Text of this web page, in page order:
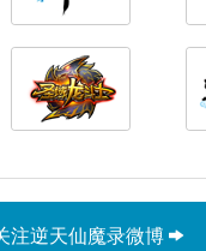
注逆天仙魔录微博